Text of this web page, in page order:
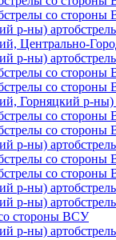
со
р-ны)
Центрально-
р-ны)
со
со
Горняцкий р-
со
со
р-ны)
со
со
р-ны)
р-ны)
стороны ВСУ
р-ны)